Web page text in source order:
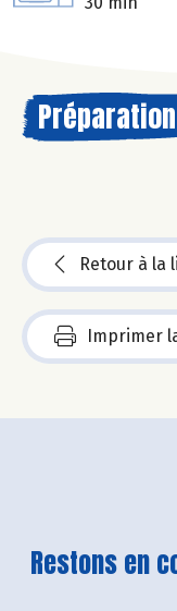
Préparation
Retour à la
Imprimer
Restons en